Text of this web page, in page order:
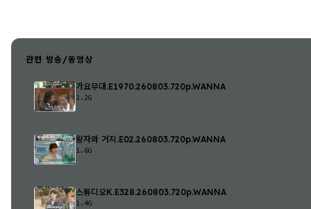
관련 방송/동영상
가요무대.E1970.260803.720p.WANNA
1.2G
왕자와 거지.E02.260803.720p.WANNA
1.6G
스튜디오K.E328.260803.720p.WANNA
1.4G